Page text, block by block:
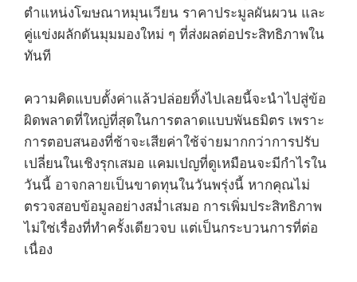
ตำแหน่งโฆษณาหมุนเวียน ราคาประมูลผันผวน และ
คู่แข่งผลักดันมุมมองใหม่ ๆ ที่ส่งผลต่อประสิทธิภาพใน
ทันที
ความคิดแบบตั้งค่าแล้วปล่อยทิ้งไปเลยนี้จะนำไปสู่ข้อ
ผิดพลาดที่ใหญ่ที่สุดในการตลาดแบบพันธมิตร เพราะ
การตอบสนองที่ช้าจะเสียค่าใช้จ่ายมากกว่าการปรับ
เปลี่ยนในเชิงรุกเสมอ แคมเปญที่ดูเหมือนจะมีกำไรใน
วันนี้ อาจกลายเป็นขาดทุนในวันพรุ่งนี้ หากคุณไม่
ตรวจสอบข้อมูลอย่างสม่ำเสมอ การเพิ่มประสิทธิภาพ
ไม่ใช่เรื่องที่ทำครั้งเดียวจบ แต่เป็นกระบวนการที่ต่อ
เนื่อง